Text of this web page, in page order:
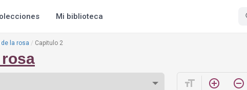
Mi biblioteca
de la rosa Capitulo 2
format_size add_circle_outline remove_circle_outline